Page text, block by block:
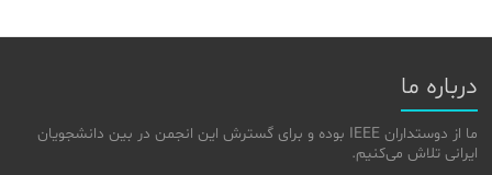
درباره ما
ما از دوستداران IEEE بوده و برای گسترش این انجمن در بین دانشجویان
ایرانی تلاش می‌کنیم.